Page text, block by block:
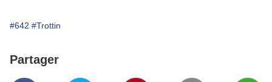
#642 #Trottin
Partager